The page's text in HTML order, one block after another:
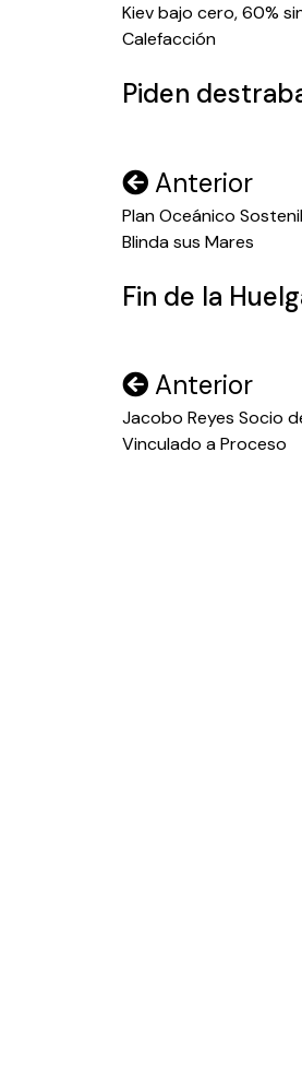
de
Kiev bajo cero, 60%
Calefacción
Piden
Navegación
de
Anterior
Plan Oceánico
Blinda sus Mares
Fin de la
Navegación
de
Anterior
Jacobo Reyes Socio
Vinculado a Proceso